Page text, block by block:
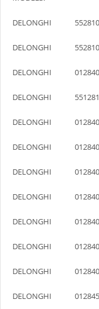
DELONGHI
DELONGHI
DELONGHI
DELONGHI
DELONGHI
DELONGHI
DELONGHI
DELONGHI
DELONGHI
DELONGHI
DELONGHI
DELONGHI